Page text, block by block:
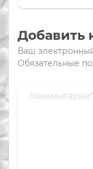
Добавить
Ваш
Обязательные